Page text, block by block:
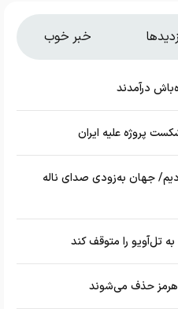
خبر خوب
درآمدند
پروژه علیه ایران
جهان به‌زودی صدای ناله
تل‌آویو را متوقف کند
هرمز حذف می‌شوند